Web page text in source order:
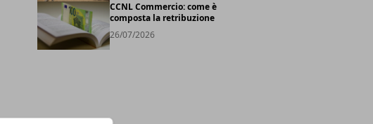
CCNL Commercio: come è
composta la retribuzione
26/07/2026